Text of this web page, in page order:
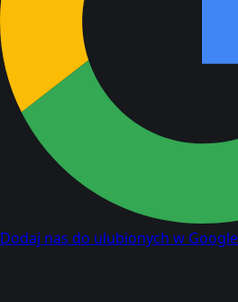
Dodaj nas do ulubionych w Google